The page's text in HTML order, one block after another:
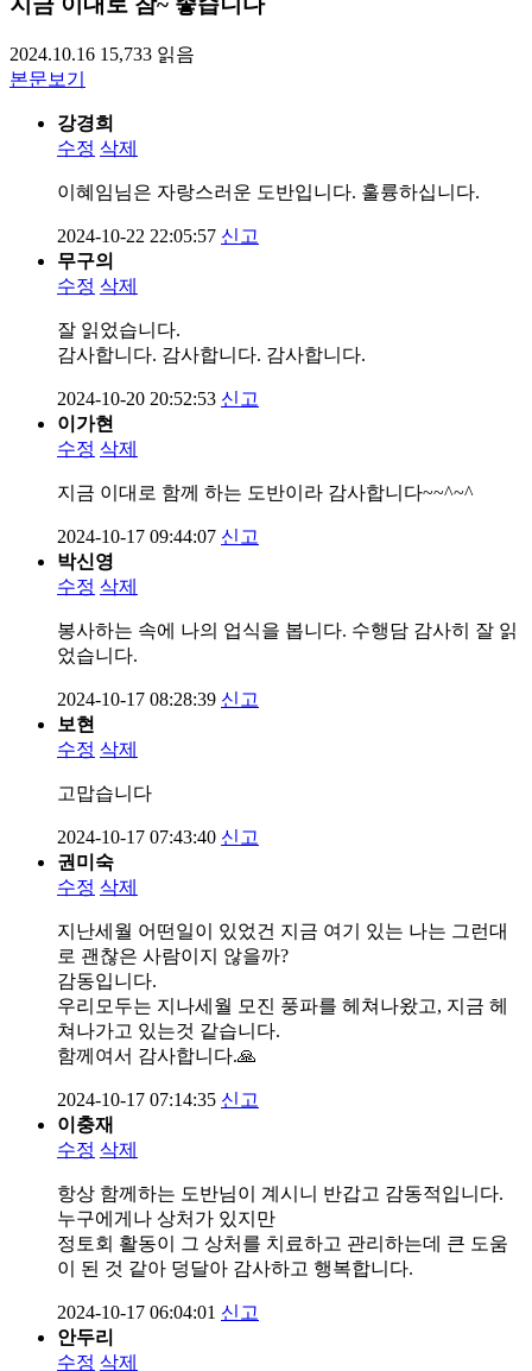
2024.10.16 15,733 읽음
본문보기
강경희
수정 삭제
이혜임님은 자랑스러운 도반입니다. 훌륭하십니다.
2024-10-22 22:05:57 신고
무구의
수정 삭제
잘 읽었습니다.
감사합니다. 감사합니다. 감사합니다.
2024-10-20 20:52:53 신고
이가현
수정 삭제
지금 이대로 함께 하는 도반이라 감사합니다~~^~^
2024-10-17 09:44:07 신고
박신영
수정 삭제
봉사하는 속에 나의 업식을 봅니다. 수행담 감사히 잘 읽
었습니다.
2024-10-17 08:28:39 신고
보현
수정 삭제
고맙습니다
2024-10-17 07:43:40 신고
권미숙
수정 삭제
지난세월 어떤일이 있었건 지금 여기 있는 나는 그런대
로 괜찮은 사람이지 않을까?
감동입니다.
우리모두는 지나세월 모진 풍파를 헤쳐나왔고, 지금 헤
쳐나가고 있는것 같습니다.
함께여서 감사합니다.🙏
2024-10-17 07:14:35 신고
이충재
수정 삭제
항상 함께하는 도반님이 계시니 반갑고 감동적입니다.
누구에게나 상처가 있지만
정토회 활동이 그 상처를 치료하고 관리하는데 큰 도움
이 된 것 같아 덩달아 감사하고 행복합니다.
2024-10-17 06:04:01 신고
안두리
수정 삭제